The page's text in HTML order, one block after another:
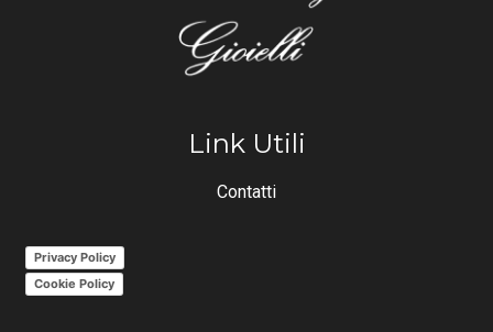
Link Utili
Contatti
Privacy Policy
Cookie Policy